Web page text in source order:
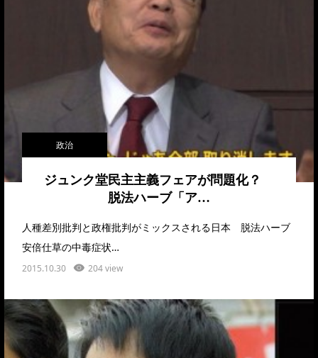
政治
ジュンク堂民主主義フェアが問題化？
脱法ハーブ「ア…
人種差別批判と政権批判がミックスされる日本 脱法ハーブ
安倍仕草の中毒症状…
2015.10.30 204 view